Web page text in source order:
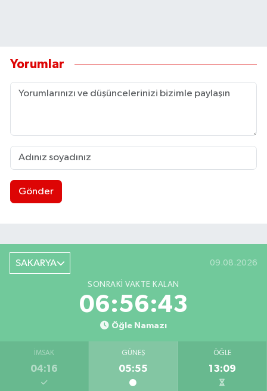
Yorumlar
Gönder
SAKARYA 09.08.2026
SONRAKI VAKTE KALAN
06:56:43
Öğle Namazı
İMSAK
04:16
GÜNEŞ
05:55
ÖĞLE
13:09